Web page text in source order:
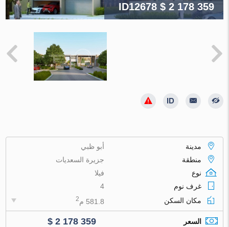
ID12678$ 2 178 359
مدينة
أبو ظبي
منطقة
جزيرة السعديات
نوع
فيلا
غرف نوم
4
مكان السكن
581.8 م 2
السعر $ 2 178 359